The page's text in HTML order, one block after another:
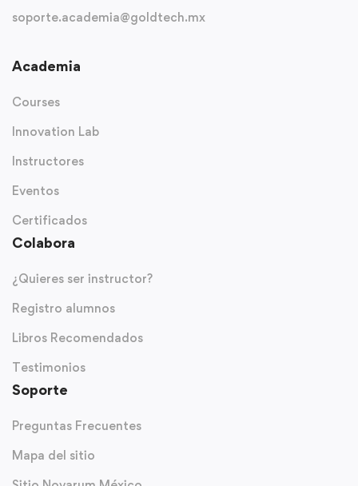
soporte.academia@goldtech.mx
Academia
Courses
Innovation Lab
Instructores
Eventos
Certificados
Colabora
¿Quieres ser instructor?
Registro alumnos
Libros Recomendados
Testimonios
Soporte
Preguntas Frecuentes
Mapa del sitio